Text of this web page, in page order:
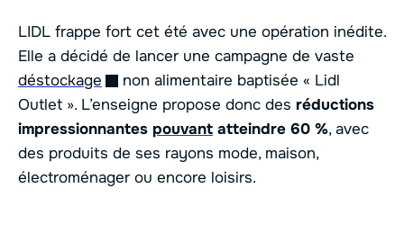
LIDL frappe fort cet été avec une opération inédite.
Elle a décidé de lancer une campagne de vaste
déstockage
non alimentaire baptisée « Lidl
Outlet ». L’enseigne propose donc des réductions
impressionnantes pouvant atteindre 60 %, avec
des produits de ses rayons mode, maison,
électroménager ou encore loisirs.